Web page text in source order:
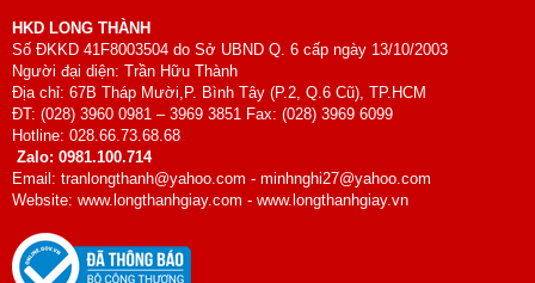
HKD LONG THÀNH
Số ĐKKD 41F8003504 do Sở UBND Q. 6 cấp ngày 13/10/2003
Người đại diện: Trần Hữu Thành
Địa chỉ: 67B Tháp Mười,P. Bình Tây (P.2, Q.6 Cũ), TP.HCM
ĐT: (028) 3960 0981 – 3969 3851 Fax: (028) 3969 6099
Hotline: 028.66.73.68.68
Zalo: 0981.100.714
Email: tranlongthanh@yahoo.com - minhnghi27@yahoo.com
Website: www.longthanhgiay.com - www.longthanhgiay.vn